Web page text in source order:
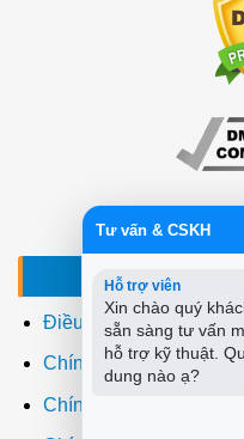
ĐIỀU
Điều khoản sử dụng
Chính sách bảo mật
Chính sách thanh toán
Tư vấn & CSKH
Hỗ trợ viên
Xin chào quý
sẵn sàng tư vấn
hỗ trợ kỹ thuật.
dung nào ạ?